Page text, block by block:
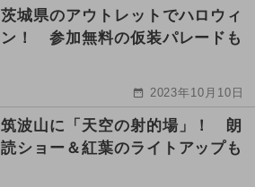
茨城県のアウトレットでハロウィ
ン！ 参加無料の仮装パレードも
2023年10月10日
筑波山に「天空の射的場」！ 朗
読ショー＆紅葉のライトアップも